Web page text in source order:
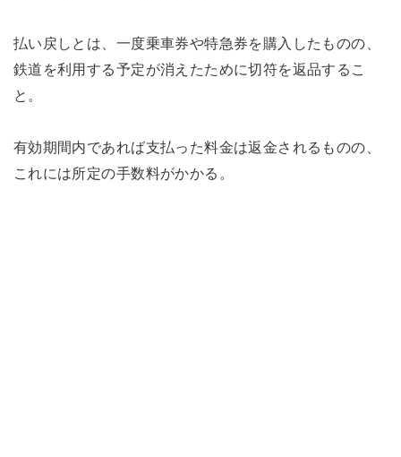
払い戻しとは、一度乗車券や特急券を購入したものの、
鉄道を利用する予定が消えたために切符を返品するこ
と。
有効期間内であれば支払った料金は返金されるものの、
これには所定の手数料がかかる。